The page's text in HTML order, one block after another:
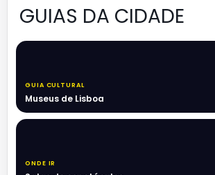
GUIAS DA CIDADE
GUIA CULTURAL
Museus de Lisboa
ONDE IR